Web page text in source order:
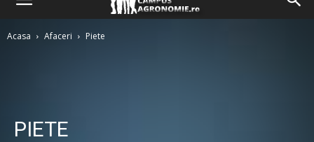
Acasa Afaceri Piete
PIETE